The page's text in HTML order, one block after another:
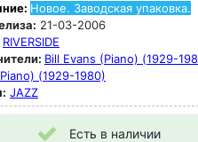
Новое. Заводская упаковка.
21-03-2006
RIVERSIDE
Bill Evans (Piano) (1929-
(1929-1980)
JAZZ
Есть в наличии